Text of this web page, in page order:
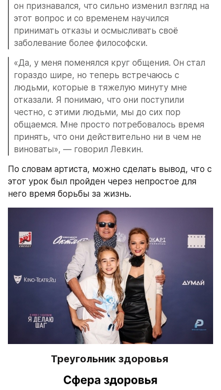
он признавался, что сильно изменил взгляд на
этот вопрос и со временем научился
принимать отказы и осмысливать своё
заболевание более философски.
«Да, у меня поменялся круг общения. Он стал
гораздо шире, но теперь встречаюсь с
людьми, которые в тяжелую минуту мне
отказали. Я понимаю, что они поступили
честно, с этими людьми, мы до сих пор
общаемся. Мне просто потребовалось время
принять, что они действительно ни в чем не
виноваты», — говорил Левкин.
По словам артиста, можно сделать вывод, что с
этот урок был пройден через непростое для
него время борьбы за жизнь.
Треугольник здоровья